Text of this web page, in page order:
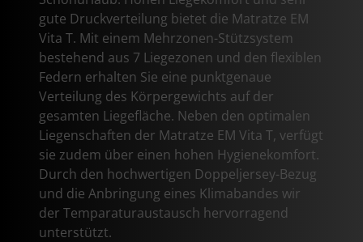
gute Druckverteilung bietet die Matratze EM
Vita T. Mit einem Mehrzonen-Stützsystem
bestehend aus 7 Liegezonen und den flexiblen
Federn erhalten Sie eine punktgenaue
Verteilung des Körpergewichts auf der
gesamten Liegefläche. Neben den optimalen
Liegenschaften der Matratze EM Vita T, verfügt
sie zudem über einen hohen Hygienekomfort.
Durch den hochwertigen Doppeljersey-Bezug
und die Anbringung eines Klimabandes wir
der Temparaturaustausch hervorragend
unterstützt.